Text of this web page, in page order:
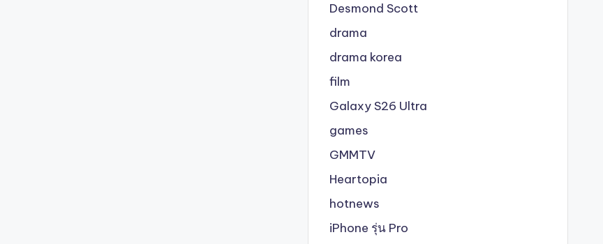
Desmond Scott
drama
drama korea
film
Galaxy S26 Ultra
games
GMMTV
Heartopia
hotnews
iPhone รุ่น Pro